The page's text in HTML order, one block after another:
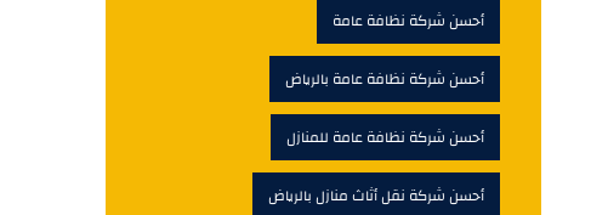
أحسن شركة نظافة عامة
أحسن شركة نظافة عامة بالرياض
أحسن شركة نظافة عامة للمنازل
أحسن شركة نقل أثاث منازل بالرياض